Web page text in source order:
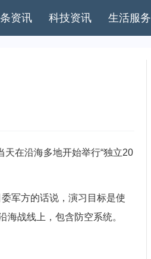
资讯 科技资讯 生活服务
在沿海多地开始举行“独立20
军方的话说，演习目标是使
海战线上，包含防空系统。